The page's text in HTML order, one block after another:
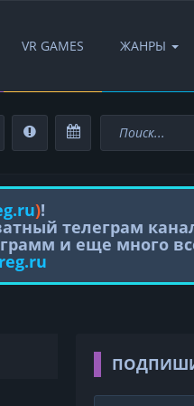
VR GAMES ЖАНРЫ
)!
телеграм
и еще много